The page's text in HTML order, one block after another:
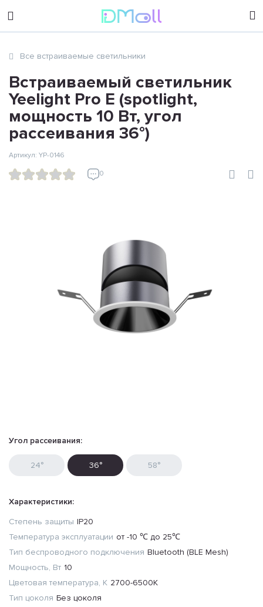
sales@dimoll.ru
Все встраиваемые светильники
Встраиваемый светильник
Yeelight Pro E (spotlight,
мощность 10 Вт, угол
рассеивания 36°)
0
Артикул: YP-0146
Угол рассеивания:
24° 36° 58°
Характеристики:
Степень защиты IP20
Температура эксплуатации от -10 ℃ до 25℃
Тип беспроводного подключения Bluetooth (BLE Mesh)
Мощность, Вт 10
Цветовая температура, К 2700-6500K
Тип цоколя Без цоколя